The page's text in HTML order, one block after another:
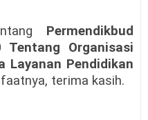
Permendikbud
Organisasi
Layanan Pendidikan
terima kasih.